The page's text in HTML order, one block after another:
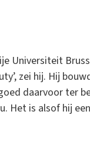
Universiteit
zei hij. Hij
daarvoor ter
Het is alsof hij